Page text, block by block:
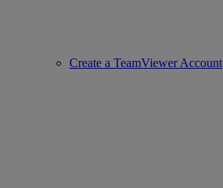
Create a TeamViewer Account